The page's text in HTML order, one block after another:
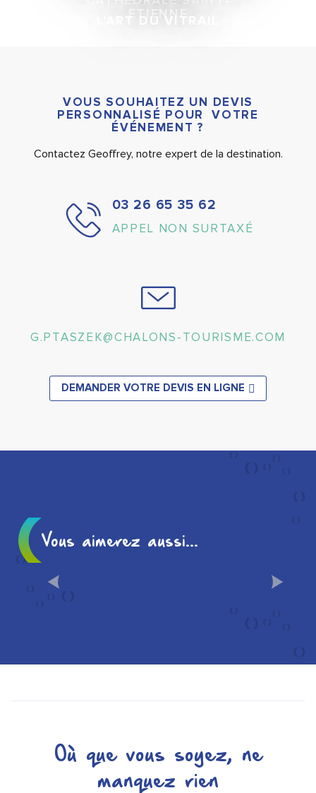
ETIENNE
L’ART DU VITRAIL
VOUS SOUHAITEZ UN DEVIS
PERSONNALISÉ POUR VOTRE
ÉVÉNEMENT ?
Contactez Geoffrey, notre expert de la destination.
03 26 65 35 62
APPEL NON SURTAXÉ
G.PTASZEK@CHALONS-TOURISME.COM
DEMANDER VOTRE DEVIS EN LIGNE
Vous aimerez aussi...
Où que vous soyez, ne
manquez rien